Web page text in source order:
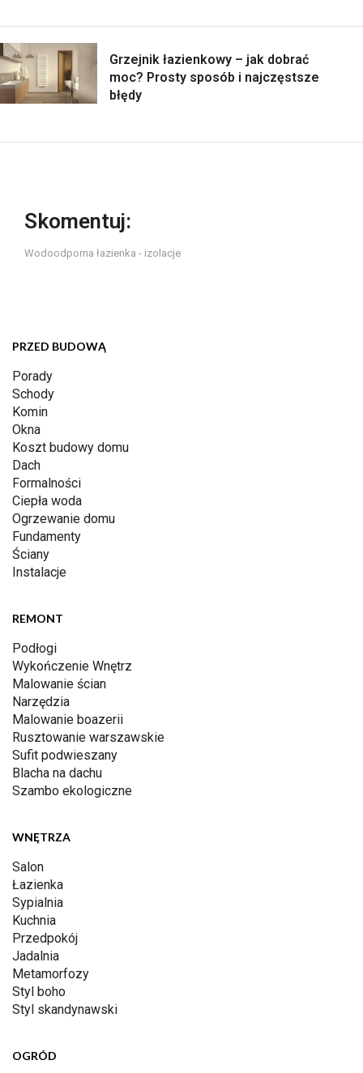
Grzejnik łazienkowy – jak dobrać
moc? Prosty sposób i najczęstsze
błędy
Skomentuj:
Wodoodporna łazienka - izolacje
PRZED BUDOWĄ
Porady
Schody
Komin
Okna
Koszt budowy domu
Dach
Formalności
Ciepła woda
Ogrzewanie domu
Fundamenty
Ściany
Instalacje
REMONT
Podłogi
Wykończenie Wnętrz
Malowanie ścian
Narzędzia
Malowanie boazerii
Rusztowanie warszawskie
Sufit podwieszany
Blacha na dachu
Szambo ekologiczne
WNĘTRZA
Salon
Łazienka
Sypialnia
Kuchnia
Przedpokój
Jadalnia
Metamorfozy
Styl boho
Styl skandynawski
OGRÓD